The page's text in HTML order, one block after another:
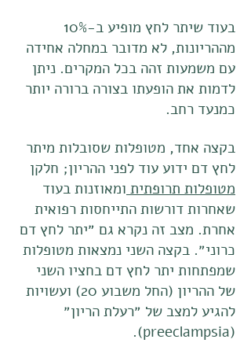
בעוד שיתר לחץ מופיע ב-10%
מההריונות, לא מדובר במחלה אחידה
עם משמעות זהה בכל המקרים. ניתן
לדמות את הופעתו בצורה ברורה יותר
כמנעד רחב.
בקצה אחד, מטופלות שסובלות מיתר
לחץ דם ידוע עוד לפני ההריון; חלקן
מטופלות תרופתית ומאוזנות בעוד
שאחרות דורשות התייחסות רפואית
אחרת. מצב זה נקרא גם ״יתר לחץ דם
כרוני״. בקצה השני נמצאות מטופלות
שמפתחות יתר לחץ דם בחציו השני
של ההריון (החל משבוע 20) ועשויות
להגיע למצב של ״רעלת הריון״
(preeclampsia).